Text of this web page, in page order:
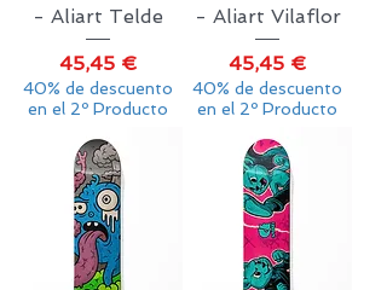
- Aliart Telde
Precio
45,45 €
40% de descuento
en el 2º Producto
- Aliart Vilaflor
Precio
45,45 €
40% de descuento
en el 2º Producto